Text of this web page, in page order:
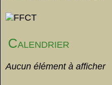
Calendrier
Aucun élément à afficher